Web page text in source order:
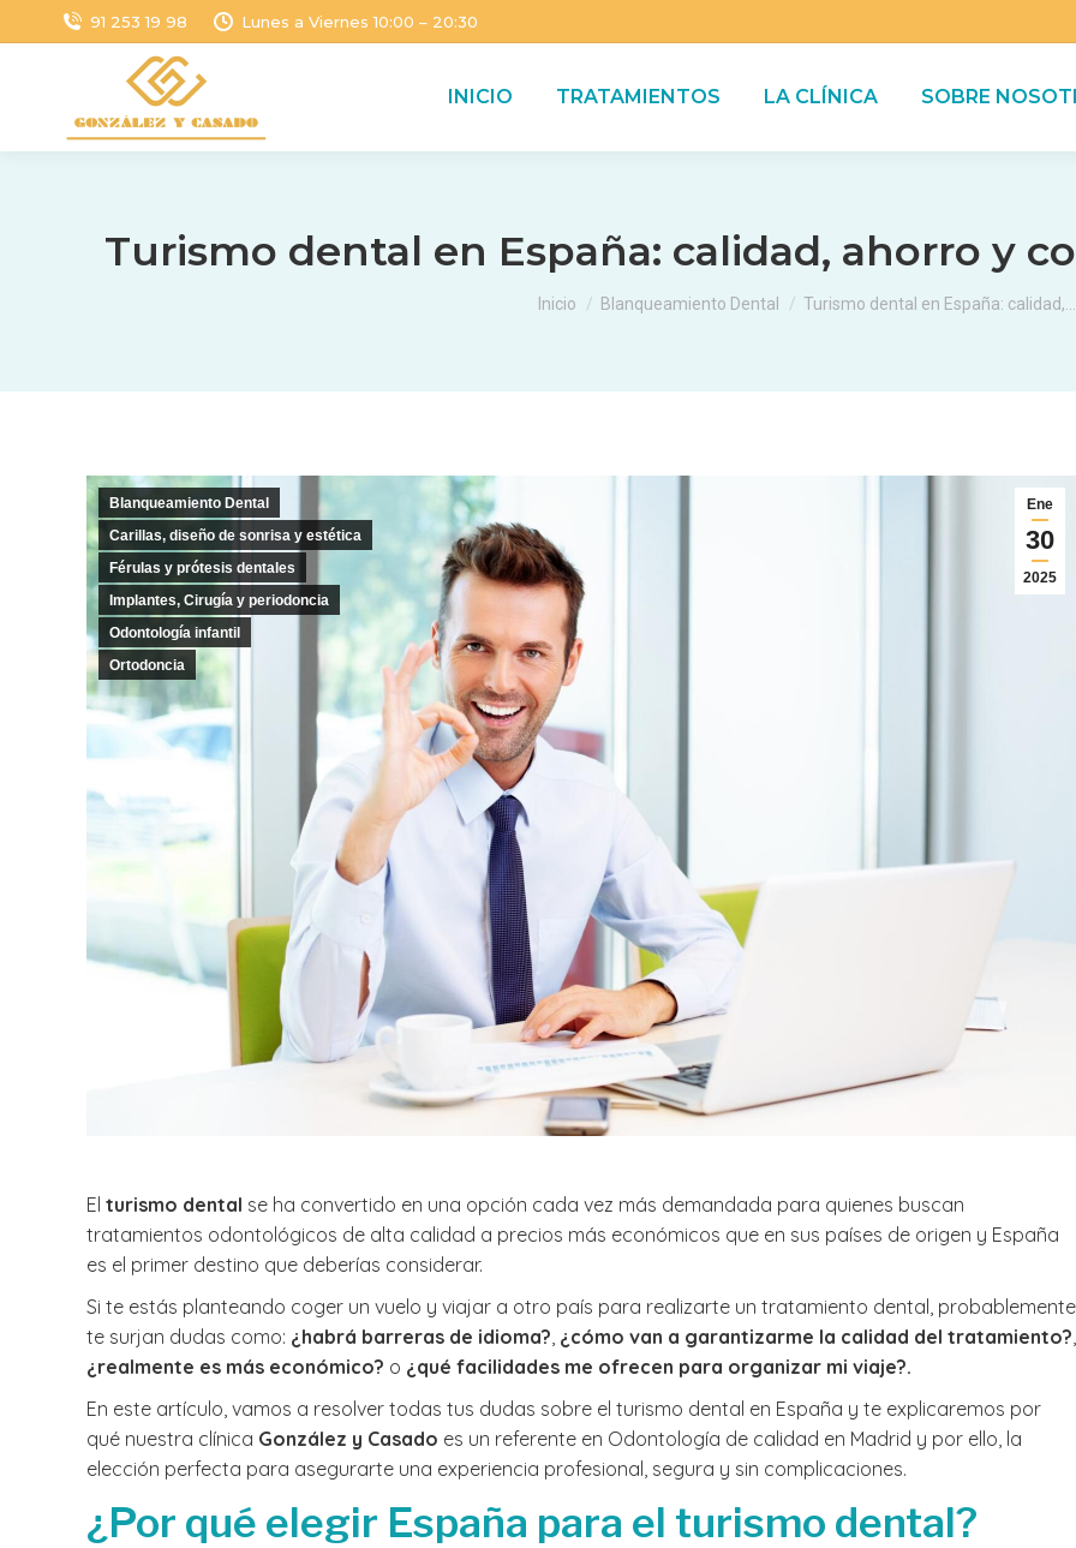
91 253 19 98 Lunes a Viernes 10:00 – 20:30
INICIO TRATAMIENTOS LA CLÍNICA SOBRE
Turismo dental en España: calidad, ahorro y
Estás aquí:
Inicio Blanqueamiento Dental Turismo dental en España: calidad,…
Ene
30
2025
Blanqueamiento Dental
Carillas, diseño de sonrisa y estética
Férulas y prótesis dentales
Implantes, Cirugía y periodoncia
Odontología infantil
Ortodoncia
El turismo dental se ha convertido en una opción cada vez más demandada para quienes buscan
tratamientos odontológicos de alta calidad a precios más económicos que en sus países de origen y España
es el primer destino que deberías considerar.
Si te estás planteando coger un vuelo y viajar a otro país para realizarte un tratamiento dental, probablemente
te surjan dudas como: ¿habrá barreras de idioma? ¿cómo van a garantizarme la calidad del tratamiento?
¿realmente es más económico? o ¿qué facilidades me ofrecen para organizar mi viaje?.
En este artículo, vamos a resolver todas tus dudas sobre el turismo dental en España y te explicaremos por
qué nuestra clínica González y Casado es un referente en Odontología de calidad en Madrid y por ello, la
elección perfecta para asegurarte una experiencia profesional, segura y sin complicaciones.
¿Por qué elegir España para el turismo dental?
03/07/
una muela
sospecha de
equipo y la
dedicada, han
equipo
simpatía.
Leer más